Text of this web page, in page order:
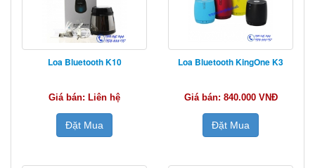
Loa Bluetooth K10
Giá bán: Liên hệ
Đặt Mua
Loa Bluetooth KingOne K3
Giá bán: 840.000 VNĐ
Đặt Mua